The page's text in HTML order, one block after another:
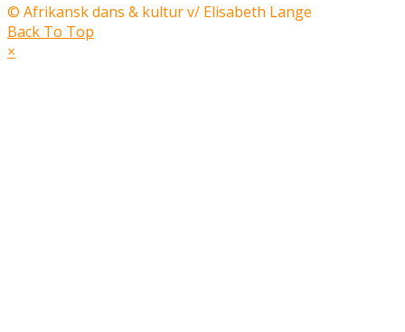
© Afrikansk dans & kultur v/ Elisabeth Lange
Back To Top
×